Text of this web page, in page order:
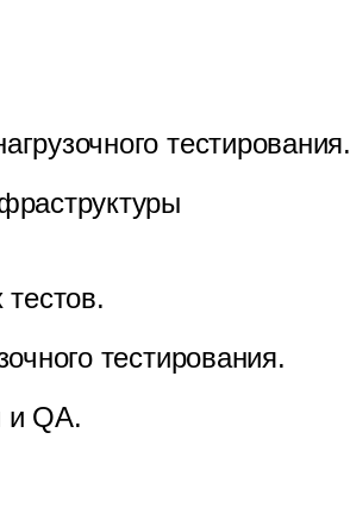
тестирования.
тестирования.
и QA.